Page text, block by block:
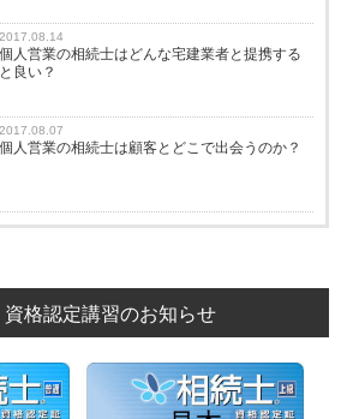
2017.08.14
個人営業の相続士はどんな宅建業者と提携する
と良い？
2017.08.07
個人営業の相続士は顧客とどこで出会うのか？
格認定講習のお知らせ